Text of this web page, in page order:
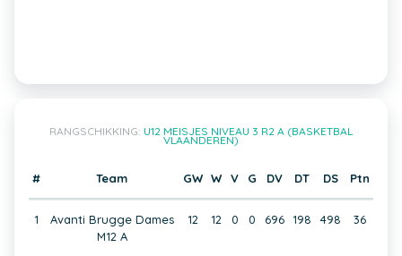
RANGSCHIKKING: U12 MEISJES NIVEAU 3 R2 A (BASKETBAL
VLAANDEREN)
# Team GW W V G DV DT DS Ptn
1
Avanti Brugge Dames
M12 A
12 12 0 0 696 198 498 36